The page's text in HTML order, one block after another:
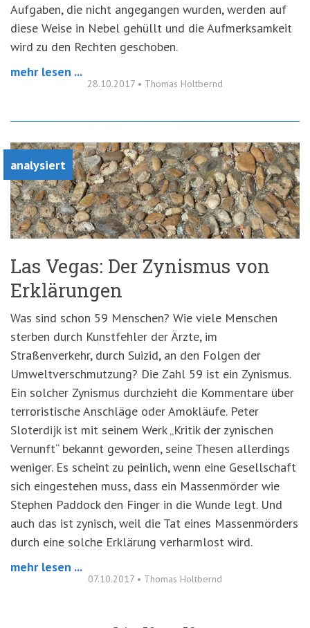
Aufgaben, die nicht angegangen wurden, werden auf
diese Weise in Nebel gehüllt und die Aufmerksamkeit
wird zu den Rechten geschoben.
mehr lesen ...
28.10.2017 • Thomas Holtbernd
analysiert
Las Vegas: Der Zynismus von
Erklärungen
Was sind schon 59 Menschen? Wie viele Menschen
sterben durch Kunstfehler der Ärzte, im
Straßenverkehr, durch Suizid, an den Folgen der
Umweltverschmutzung? Die Zahl 59 ist ein Zynismus.
Ein solcher Zynismus durchzieht die Kommentare über
terroristische Anschläge oder Amokläufe. Peter
Sloterdijk ist mit seinem Werk „Kritik der zynischen
Vernunft“ bekannt geworden, seine Thesen allerdings
weniger. Es scheint zu peinlich, wenn eine Gesellschaft
sich eingestehen muss, dass ein Massenmörder wie
Stephen Paddock den Finger in die Wunde legt. Und
auch das ist zynisch, weil die Tat eines Massenmörders
durch eine solche Erklärung verharmlost wird.
mehr lesen ...
07.10.2017 • Thomas Holtbernd